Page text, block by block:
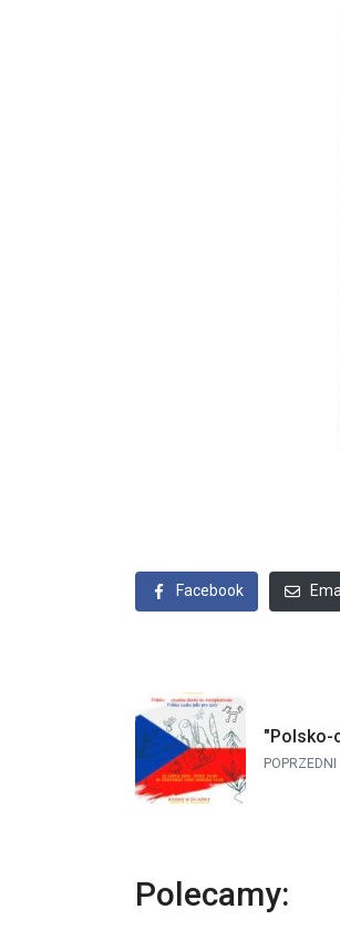
Facebook
"Polsko-
POPRZEDNI
Polecamy: